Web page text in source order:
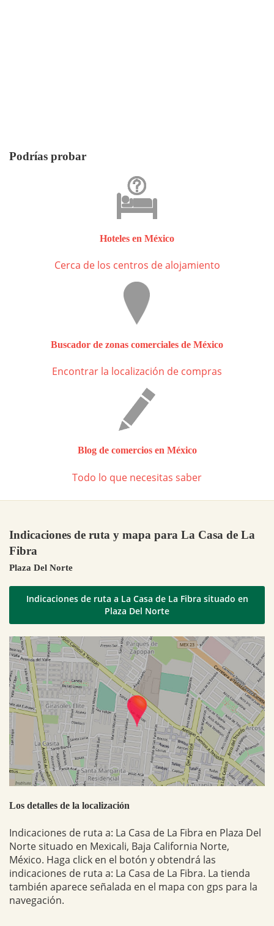
Podrías probar
Hoteles en México
Cerca de los centros de alojamiento
Buscador de zonas comerciales de México
Encontrar la localización de compras
Blog de comercios en México
Todo lo que necesitas saber
Indicaciones de ruta y mapa para La Casa de La
Fibra
Plaza Del Norte
Indicaciones de ruta a La Casa de La Fibra situado en
Plaza Del Norte
Los detalles de la localización
Indicaciones de ruta a: La Casa de La Fibra en Plaza Del
Norte situado en Mexicali, Baja California Norte,
México. Haga click en el botón y obtendrá las
indicaciones de ruta a: La Casa de La Fibra. La tienda
también aparece señalada en el mapa con gps para la
navegación.